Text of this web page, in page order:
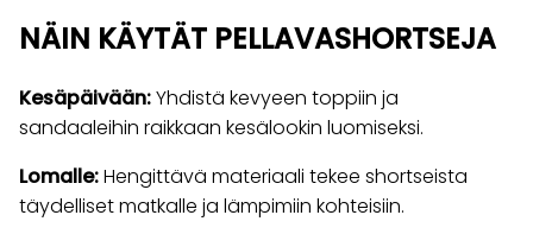
NÄIN KÄYTÄT PELLAVASHORTSEJA
Kesäpäivään:Yhdistä kevyeen toppiin ja
sandaaleihin raikkaan kesälookin luomiseksi.
Lomalle:Hengittävä materiaali tekee shortseista
täydelliset matkalle ja lämpimiin kohteisiin.